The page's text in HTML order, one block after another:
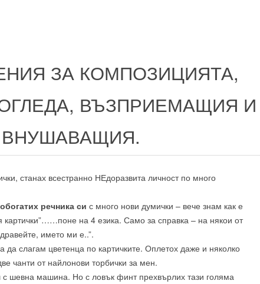
ЗА КОМПОЗИЦИЯТА,
ВЪЗПРИЕМАЩИЯ И
ВНУШАВАЩИЯ.
станах всестранно НЕдоразвита личност по много
речника си с много нови думички – вече знам как е
картички”……поне на 4 езика. Само за справка – на някои от
името ми е..”.
да слагам цветенца по картичките. Оплетох даже и няколко
чанти от найлонови торбички за мен.
с шевна машина. Но с ловък финт прехвърлих тази голяма